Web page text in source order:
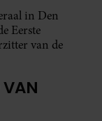
in Den
Eerste
van de
VAN